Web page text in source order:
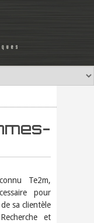
Te2m,
pour
sa clientèle
et